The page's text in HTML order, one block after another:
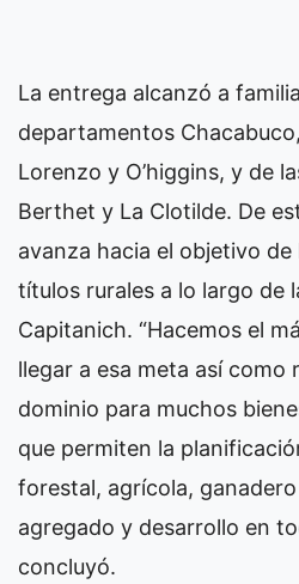
La entrega alcanzó a
departamentos
Lorenzo y O’higgins, y de
Berthet y La Clotilde. De
avanza hacia el objetivo
títulos rurales a lo largo de
Capitanich. “Hacemos el
llegar a esa meta así como
dominio para muchos
que permiten la
forestal, agrícola,
agregado y desarrollo en
concluyó.